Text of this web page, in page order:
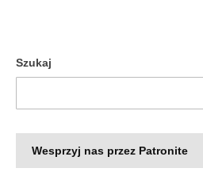
Szukaj
Wesprzyj nas przez Patronite